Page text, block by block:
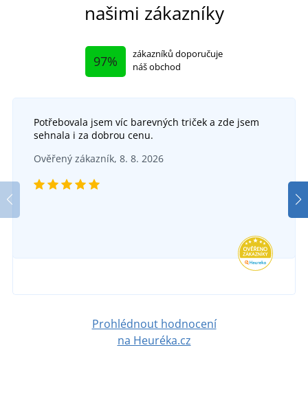
Textilní opasek CXS NAVAH
193 Kč
našimi zákazníky
97%
zákazníků doporučuje
náš obchod
Potřebovala jsem víc barevných triček a zde jsem
sehnala i za dobrou cenu.
Ověřený zákazník, 8. 8. 2026
Prohlédnout hodnocení
na Heuréka.cz